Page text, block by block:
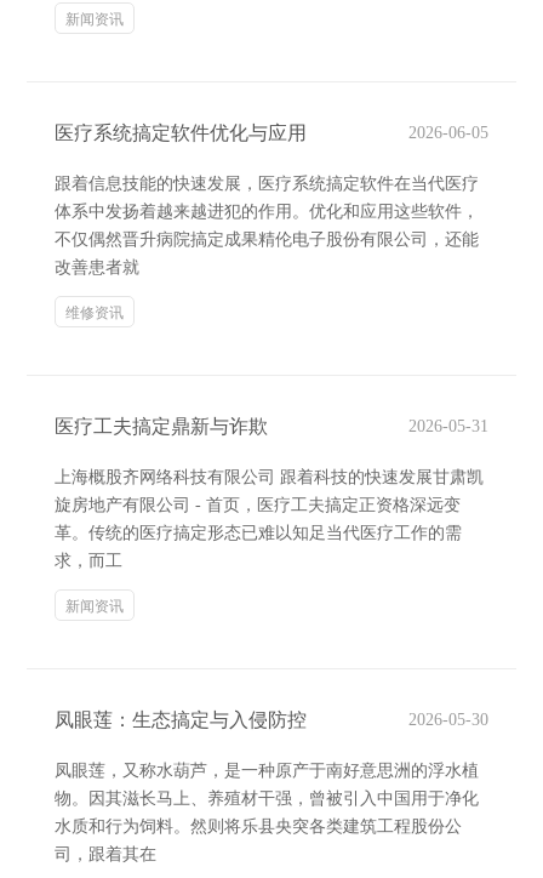
新闻资讯
医疗系统搞定软件优化与应用 2026-06-05
跟着信息技能的快速发展，医疗系统搞定软件在当代医疗
体系中发扬着越来越进犯的作用。优化和应用这些软件，
不仅偶然晋升病院搞定成果精伦电子股份有限公司，还能
改善患者就
维修资讯
医疗工夫搞定鼎新与诈欺 2026-05-31
上海概股齐网络科技有限公司 跟着科技的快速发展甘肃凯
旋房地产有限公司 - 首页，医疗工夫搞定正资格深远变
革。传统的医疗搞定形态已难以知足当代医疗工作的需
求，而工
新闻资讯
凤眼莲：生态搞定与入侵防控 2026-05-30
凤眼莲，又称水葫芦，是一种原产于南好意思洲的浮水植
物。因其滋长马上、养殖材干强，曾被引入中国用于净化
水质和行为饲料。然则将乐县央突各类建筑工程股份公
司，跟着其在